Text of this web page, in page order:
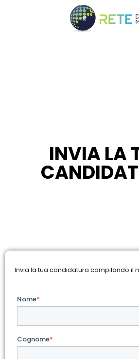
INVIA LA
Invia la tua candidatura compilando il
Nome*
Cognome*